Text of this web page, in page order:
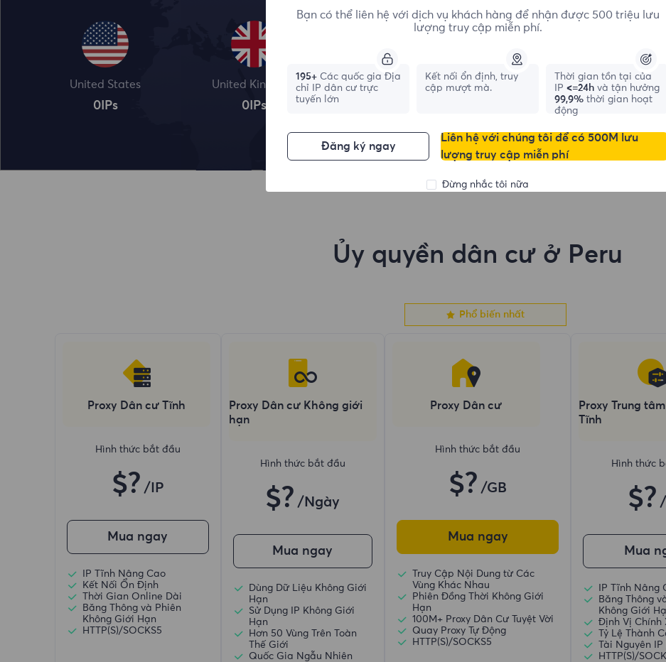
United States
0IPs
United Kingdom
0 IPs
France Canada
IPs
Ủy quyền dân cư ở Peru
Phổ biến nhất
Proxy Dân cư Tĩnh
Hình thức bắt đầu
$? /IP
Mua ngay
IP Tĩnh Nâng Cao
Kết Nối Ổn Định
Thời Gian Online Dài
Băng Thông và Phiên
Không Giới Hạn
HTTP(S)/SOCKS5
Proxy Dân cư Không giới
hạn
Hình thức bắt đầu
$? /Ngày
Mua ngay
Dùng Dữ Liệu Không Giới
Hạn
Sử Dụng IP Không Giới
Hạn
Hơn 50 Vùng Trên Toàn
Thế Giới
Quốc Gia Ngẫu Nhiên
Proxy Dân cư
Hình thức bắt đầu
$? /GB
Mua ngay
Truy Cập Nội Dung từ Các
Vùng Khác Nhau
Phiên Đồng Thời Không Giới
Hạn
100M+ Proxy Dân Cư Tuyệt Vời
Quay Proxy Tự Động
HTTP(S)/SOCKS5
Proxy Trung
Tĩnh
Hình thức
$?
Mua
IP Tĩnh Nâng
Băng Thông
Không Giới
Định Vị Chính
Tỷ Lệ Thành
Tài Nguyên
HTTP(S)/
Bạn có thể liên hệ với dịch vụ khách hàng để nhận được 500 triệu lưu
lượng truy cập miễn phí.
195+ Các quốc gia Địa
chỉ IP dân cư trực
tuyến lớn
Kết nối ổn định, truy
cập mượt mà.
Thời gian tồn tại của
IP <=24h và tận hưởng
99,9% thời gian hoạt
động
Đăng ký ngay
Liên hệ với chúng tôi để có 500M lưu
lượng truy cập miễn phí
Đừng nhắc tôi nữa